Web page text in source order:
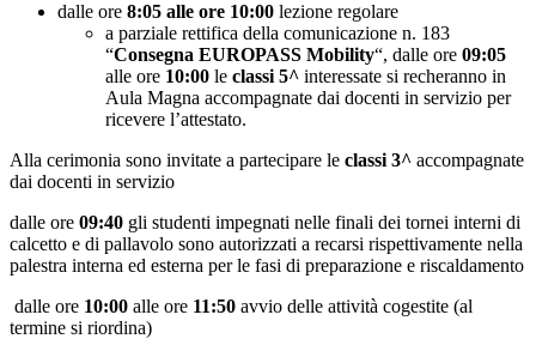
dalle ore 8:05 alle ore 10:00 lezione regolare
a parziale rettifica della comunicazione n. 183
“Consegna EUROPASS Mobility“, dalle ore 09:05
alle ore 10:00 le classi 5^ interessate si recheranno in
Aula Magna accompagnate dai docenti in servizio per
ricevere l’attestato.
Alla cerimonia sono invitate a partecipare le classi 3^ accompagnate
dai docenti in servizio
dalle ore 09:40 gli studenti impegnati nelle finali dei tornei interni di
calcetto e di pallavolo sono autorizzati a recarsi rispettivamente nella
palestra interna ed esterna per le fasi di preparazione e riscaldamento
dalle ore 10:00 alle ore 11:50 avvio delle attività cogestite (al
termine si riordina)